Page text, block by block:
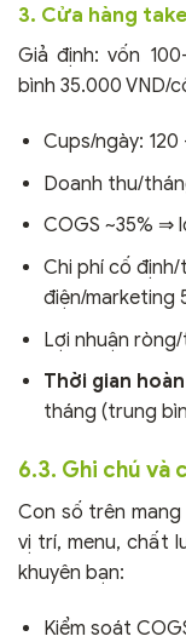
3. Cửa hàng
Giả định: vốn
bình 35.000 VND/
Cups/ngày:
Doanh thu/
COGS ~35% ⇒
Chi phí cố định/
điện/marketing
Lợi nhuận
Thời gian
tháng (trung
6.3. Ghi chú và
Con số trên
vị trí, menu, chất
khuyên bạn:
Kiểm soát